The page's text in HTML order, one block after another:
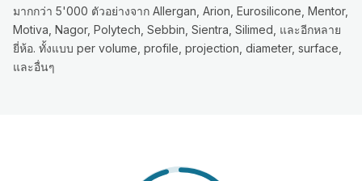
มากกว่า 5'000 ตัวอย่างจาก Allergan, Arion, Eurosilicone, Mentor,
Motiva, Nagor, Polytech, Sebbin, Sientra, Silimed, และอีกหลาย
ยี่ห้อ. ทั้งแบบ per volume, profile, projection, diameter, surface,
และอื่นๆ